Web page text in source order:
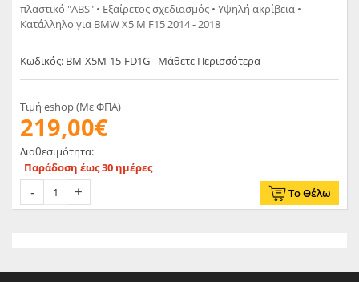
πλαστικό "ABS" • Εξαίρετος σχεδιασμός • Υψηλή ακρίβεια •
Κατάλληλο για BMW X5 M F15 2014 - 2018
Κωδικός: BM-X5M-15-FD1G - Μάθετε Περισσότερα
Τιμή eshop (Με ΦΠΑ)
219,00€
Διαθεσιμότητα:
Παράδοση έως 30 ημέρες
Το Θέλω